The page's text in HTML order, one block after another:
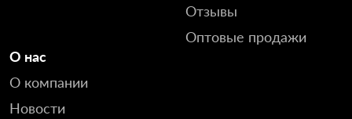
Отзывы
Оптовые продажи
О нас
О компании
Новости